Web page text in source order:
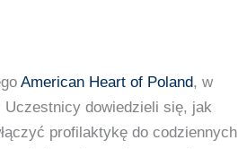
American Heart of Poland, w
Uczestnicy dowiedzieli się, jak
profilaktykę do codziennych